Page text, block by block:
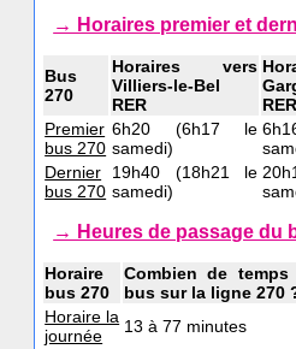
→ Horaires premier et
Bus
270
Horaires vers
Villiers-le-Bel
RER
RER
Premier
bus 270
6h20 (6h17 le
samedi)
Dernier
bus 270
19h40 (18h21 le
samedi)
→ Heures de passage du
Horaire
bus 270
Combien de temps
bus sur la ligne 270
Horaire la
journée
13 à 77 minutes